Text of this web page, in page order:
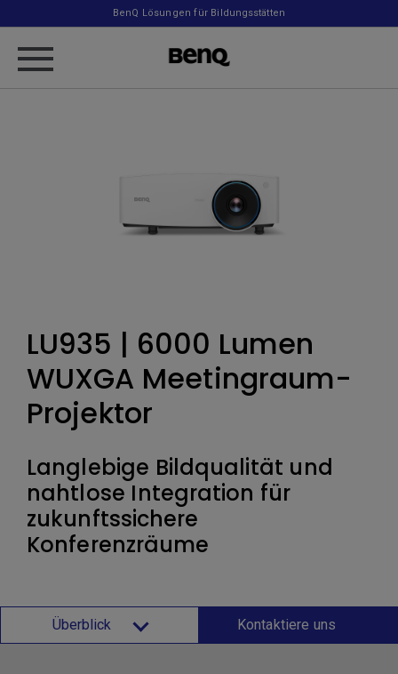
BenQ Lösungen für Bildungsstätten
LU935 | 6000 Lumen
WUXGA Meetingraum-
Projektor
Langlebige Bildqualität und
nahtlose Integration für
zukunftssichere
Konferenzräume
Überblick Kontaktiere uns